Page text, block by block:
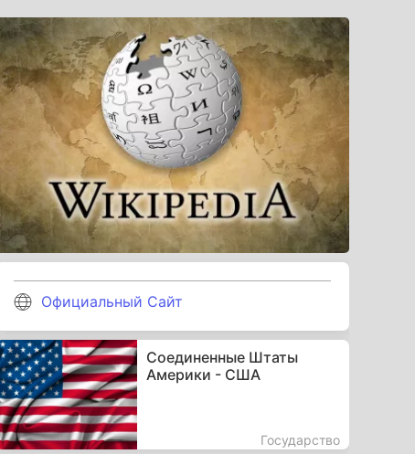
Официальный Сайт
Соединенные Штаты
Америки - США
Государство